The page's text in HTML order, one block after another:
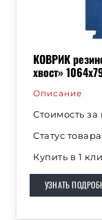
КОВРИК
хвост»
Описание
Стоимость за
Статус
Купить в 1
УЗНАТЬ